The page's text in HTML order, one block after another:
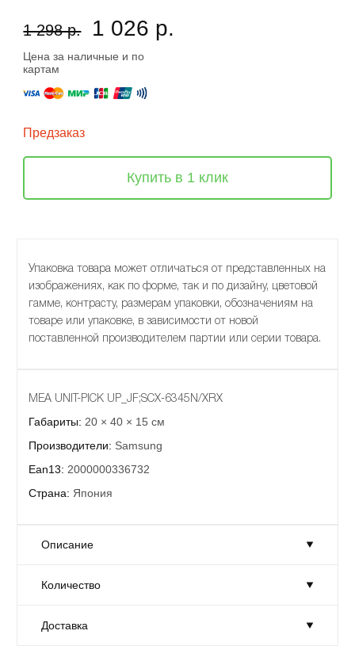
1 298 р. 1 026 р.
Цена за наличные и по
картам
Предзаказ
Купить в 1 клик
Упаковка товара может отличаться от представленных на
изображениях, как по форме, так и по дизайну, цветовой
гамме, контрасту, размерам упаковки, обозначениям на
товаре или упаковке, в зависимости от новой
поставленной производителем партии или серии товара.
MEA UNIT-PICK UP_JF;SCX-6345N/XRX
Габариты: 20 × 40 × 15 см
Производители: Samsung
Ean13: 2000000336732
Страна: Япония
Описание
MEA UNIT-PICK UP_JF;SCX-6345N/XRX
Производители:
Количество
Количество:
Доставка